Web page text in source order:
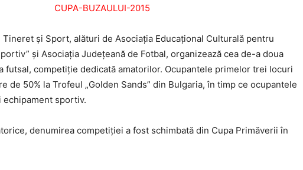
şi Sport, alături de Asociaţia Educaţional Culturală pentru
şi Asociaţia Judeţeană de Fotbal, organizează cea de-a doua
futsal, competiţie dedicată amatorilor. Ocupantele primelor trei locuri
de 50% la Trofeul „Golden Sands” din Bulgaria, în timp ce ocupantele
sportiv.
denumirea competiţiei a fost schimbată din Cupa Primăverii în